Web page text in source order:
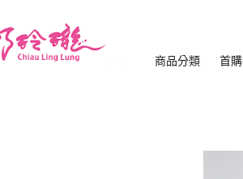
商品分類 首